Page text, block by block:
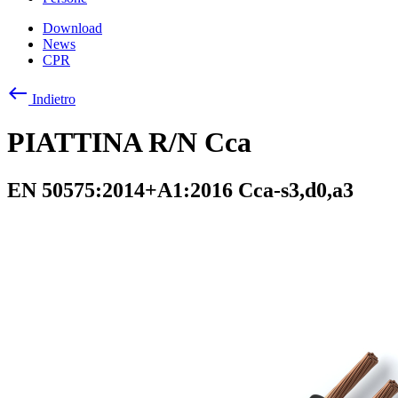
Download
News
CPR
west Indietro
PIATTINA R/N Cca
EN 50575:2014+A1:2016 Cca-s3,d0,a3